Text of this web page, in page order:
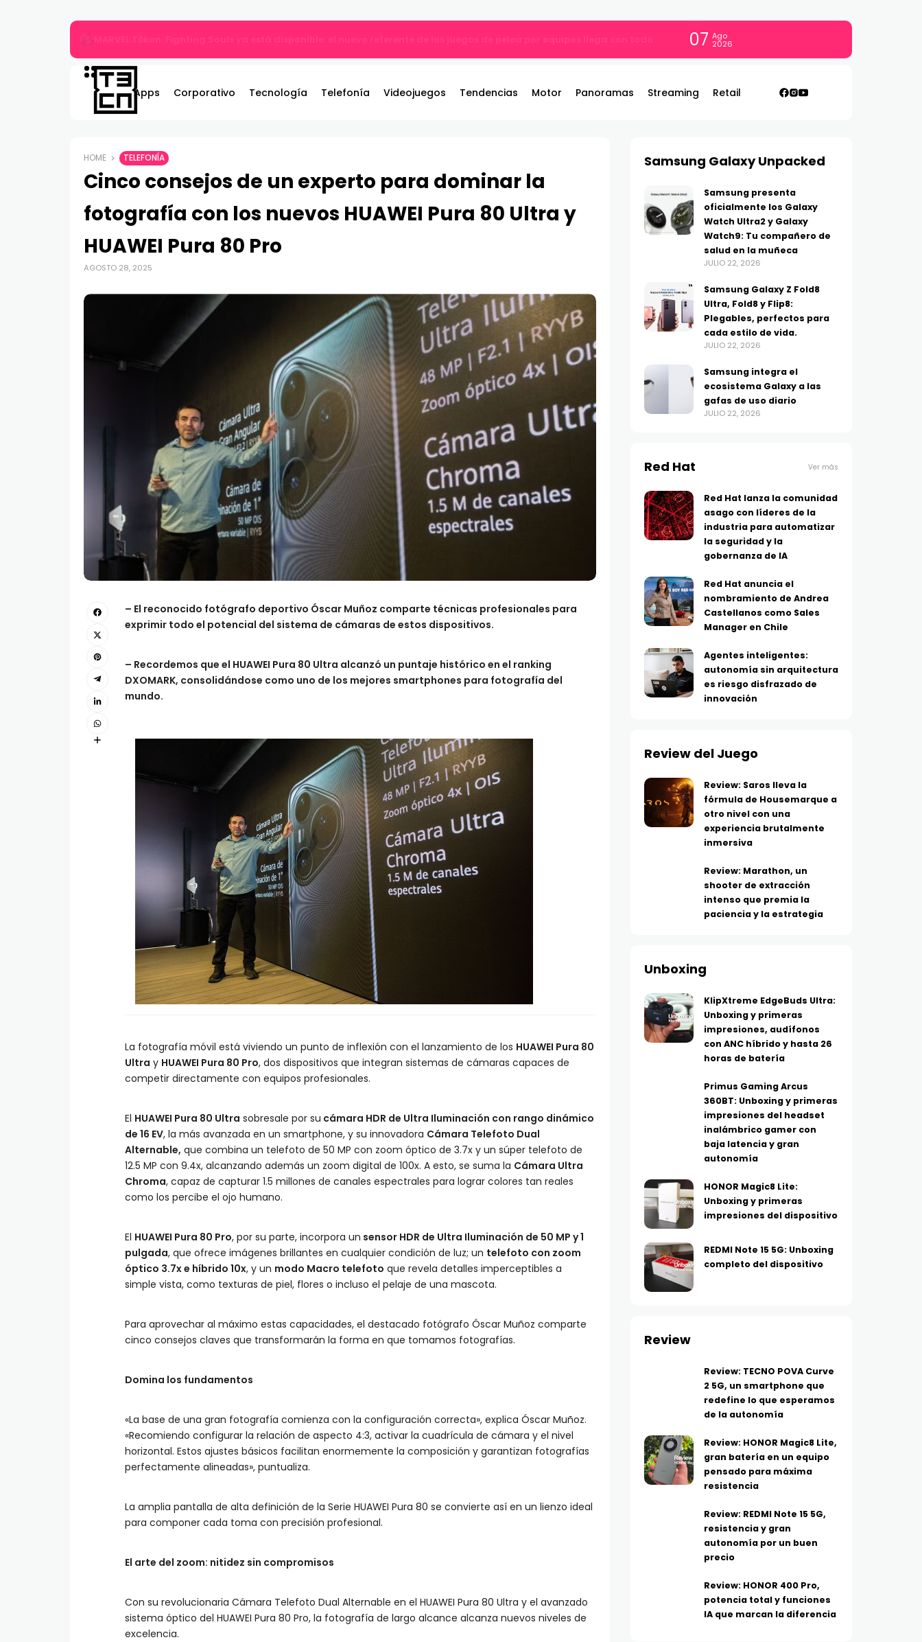
07 Ago
2026
Apps Corporativo Tecnología Telefonía Videojuegos Tendencias Motor Panoramas Streaming Retail
HOME TELEFONÍA
Cinco consejos de un experto para dominar la
fotografía con los nuevos HUAWEI Pura 80 Ultra y
HUAWEI Pura 80 Pro
AGOSTO 28, 2025
– El reconocido fotógrafo deportivo Óscar Muñoz comparte técnicas profesionales para
exprimir todo el potencial del sistema de cámaras de estos dispositivos.
– Recordemos que el HUAWEI Pura 80 Ultra alcanzó un puntaje histórico en el ranking
DXOMARK, consolidándose como uno de los mejores smartphones para fotografía del
mundo.
La fotografía móvil está viviendo un punto de inflexión con el lanzamiento de los HUAWEI Pura 80
Ultra y HUAWEI Pura 80 Pro, dos dispositivos que integran sistemas de cámaras capaces de
competir directamente con equipos profesionales.
El HUAWEI Pura 80 Ultra sobresale por su cámara HDR de Ultra Iluminación con rango dinámico
de 16 EV, la más avanzada en un smartphone, y su innovadora Cámara Telefoto Dual
Alternable, que combina un telefoto de 50 MP con zoom óptico de 3.7x y un súper telefoto de
12.5 MP con 9.4x, alcanzando además un zoom digital de 100x. A esto, se suma la Cámara Ultra
Chroma, capaz de capturar 1.5 millones de canales espectrales para lograr colores tan reales
como los percibe el ojo humano.
El HUAWEI Pura 80 Pro, por su parte, incorpora un sensor HDR de Ultra Iluminación de 50 MP y 1
pulgada, que ofrece imágenes brillantes en cualquier condición de luz; un telefoto con zoom
óptico 3.7x e híbrido 10x, y un modo Macro telefoto que revela detalles imperceptibles a
simple vista, como texturas de piel, flores o incluso el pelaje de una mascota.
Para aprovechar al máximo estas capacidades, el destacado fotógrafo Óscar Muñoz comparte
cinco consejos claves que transformarán la forma en que tomamos fotografías.
Domina los fundamentos
«La base de una gran fotografía comienza con la configuración correcta», explica Óscar Muñoz.
«Recomiendo configurar la relación de aspecto 4:3, activar la cuadrícula de cámara y el nivel
horizontal. Estos ajustes básicos facilitan enormemente la composición y garantizan fotografías
perfectamente alineadas», puntualiza.
La amplia pantalla de alta definición de la Serie HUAWEI Pura 80 se convierte así en un lienzo ideal
para componer cada toma con precisión profesional.
El arte del zoom: nitidez sin compromisos
Con su revolucionaria Cámara Telefoto Dual Alternable en el HUAWEI Pura 80 Ultra y el avanzado
sistema óptico del HUAWEI Pura 80 Pro, la fotografía de largo alcance alcanza nuevos niveles de
excelencia.
Samsung Galaxy Unpacked
Samsung presenta
oficialmente los Galaxy
Watch Ultra2 y Galaxy
Watch9: Tu compañero de
salud en la muñeca
JULIO 22, 2026
Samsung Galaxy Z Fold8
Ultra, Fold8 y Flip8:
Plegables, perfectos para
cada estilo de vida.
JULIO 22, 2026
Samsung integra el
ecosistema Galaxy a las
gafas de uso diario
JULIO 22, 2026
Red Hat Ver más
Red Hat lanza la comunidad
asago con líderes de la
industria para automatizar
la seguridad y la
gobernanza de IA
Red Hat anuncia el
nombramiento de Andrea
Castellanos como Sales
Manager en Chile
Agentes inteligentes:
autonomía sin arquitectura
es riesgo disfrazado de
innovación
Review del Juego
Review: Saros lleva la
fórmula de Housemarque a
otro nivel con una
experiencia brutalmente
inmersiva
Review: Marathon, un
shooter de extracción
intenso que premia la
paciencia y la estrategia
Unboxing
KlipXtreme EdgeBuds Ultra:
Unboxing y primeras
impresiones, audífonos
con ANC híbrido y hasta 26
horas de batería
Primus Gaming Arcus
360BT: Unboxing y primeras
impresiones del headset
inalámbrico gamer con
baja latencia y gran
autonomía
HONOR Magic8 Lite:
Unboxing y primeras
impresiones del dispositivo
REDMI Note 15 5G: Unboxing
completo del dispositivo
Review
Review: TECNO POVA Curve
2 5G, un smartphone que
redefine lo que esperamos
de la autonomía
Review: HONOR Magic8 Lite,
gran batería en un equipo
pensado para máxima
resistencia
Review: REDMI Note 15 5G,
resistencia y gran
autonomía por un buen
precio
Review: HONOR 400 Pro,
potencia total y funciones
IA que marcan la diferencia